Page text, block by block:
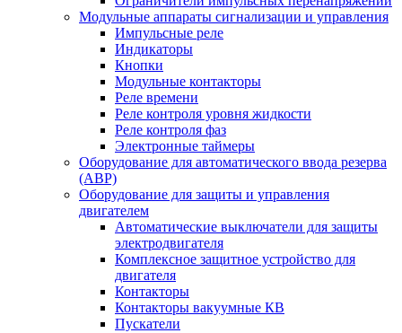
Модульные аппараты сигнализации и управления
Импульсные реле
Индикаторы
Кнопки
Модульные контакторы
Реле времени
Реле контроля уровня жидкости
Реле контроля фаз
Электронные таймеры
Оборудование для автоматического ввода резерва
(АВР)
Оборудование для защиты и управления
двигателем
Автоматические выключатели для защиты
электродвигателя
Комплексное защитное устройство для
двигателя
Контакторы
Контакторы вакуумные КВ
Пускатели